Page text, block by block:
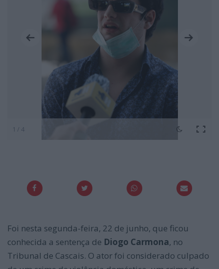
1 / 4
Foi nesta segunda-feira, 22 de junho, que ficou
conhecida a sentença de Diogo Carmona, no
Tribunal de Cascais. O ator foi considerado culpado